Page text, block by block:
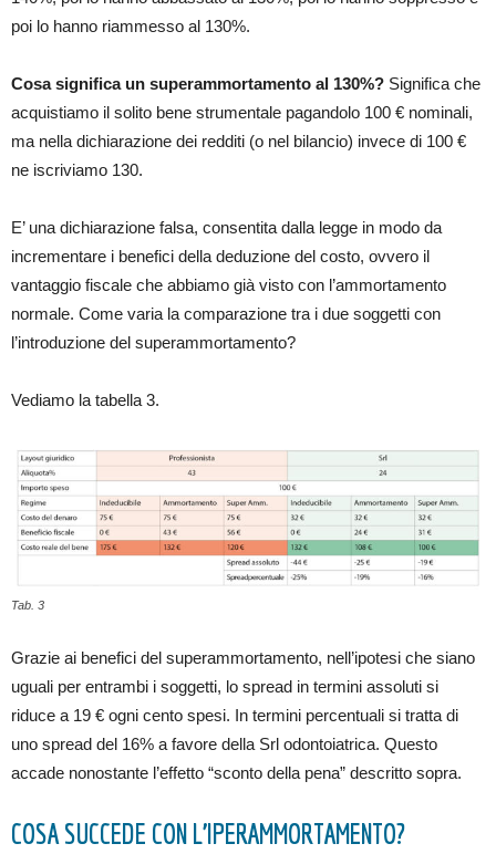
poi lo hanno riammesso al 130%.
Cosa significa un superammortamento al 130%? Significa che
acquistiamo il solito bene strumentale pagandolo 100 € nominali,
ma nella dichiarazione dei redditi (o nel bilancio) invece di 100 €
ne iscriviamo 130.
E’ una dichiarazione falsa, consentita dalla legge in modo da
incrementare i benefici della deduzione del costo, ovvero il
vantaggio fiscale che abbiamo già visto con l’ammortamento
normale. Come varia la comparazione tra i due soggetti con
l’introduzione del superammortamento?
Vediamo la tabella 3.
Tab. 3
Grazie ai benefici del superammortamento, nell’ipotesi che siano
uguali per entrambi i soggetti, lo spread in termini assoluti si
riduce a 19 € ogni cento spesi. In termini percentuali si tratta di
uno spread del 16% a favore della Srl odontoiatrica. Questo
accade nonostante l’effetto “sconto della pena” descritto sopra.
COSA SUCCEDE CON L’IPERAMMORTAMENTO?